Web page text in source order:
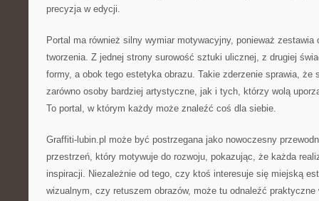
precyzja w edycji.
Portal ma również silny wymiar motywacyjny, ponieważ zestawia
tworzenia. Z jednej strony surowość sztuki ulicznej, z drugiej
formy, a obok tego estetyka obrazu. Takie zderzenie sprawia, że
zarówno osoby bardziej artystyczne, jak i tych, którzy wolą
To portal, w którym każdy może znaleźć coś dla siebie.
Graffiti-lubin.pl może być postrzegana jako nowoczesny
przestrzeń, który motywuje do rozwoju, pokazując, że każda
inspiracji. Niezależnie od tego, czy ktoś interesuje się miejską
wizualnym, czy retuszem obrazów, może tu odnaleźć